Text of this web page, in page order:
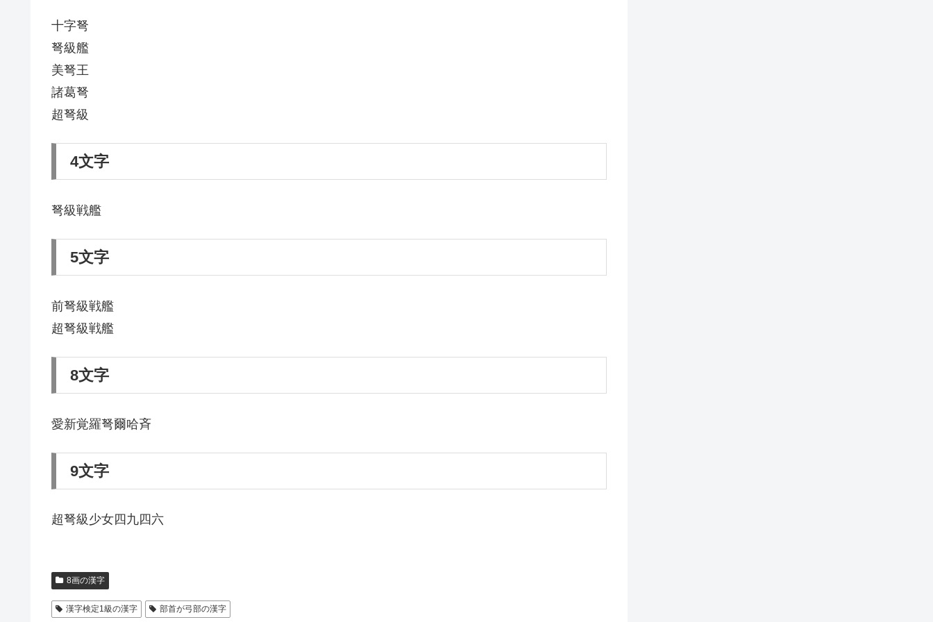
十字弩
弩級艦
美弩王
諸葛弩
超弩級
4文字
弩級戦艦
5文字
前弩級戦艦
超弩級戦艦
8文字
愛新覚羅弩爾哈斉
9文字
超弩級少女四九四六
8画の漢字
漢字検定1級の漢字 部首が弓部の漢字